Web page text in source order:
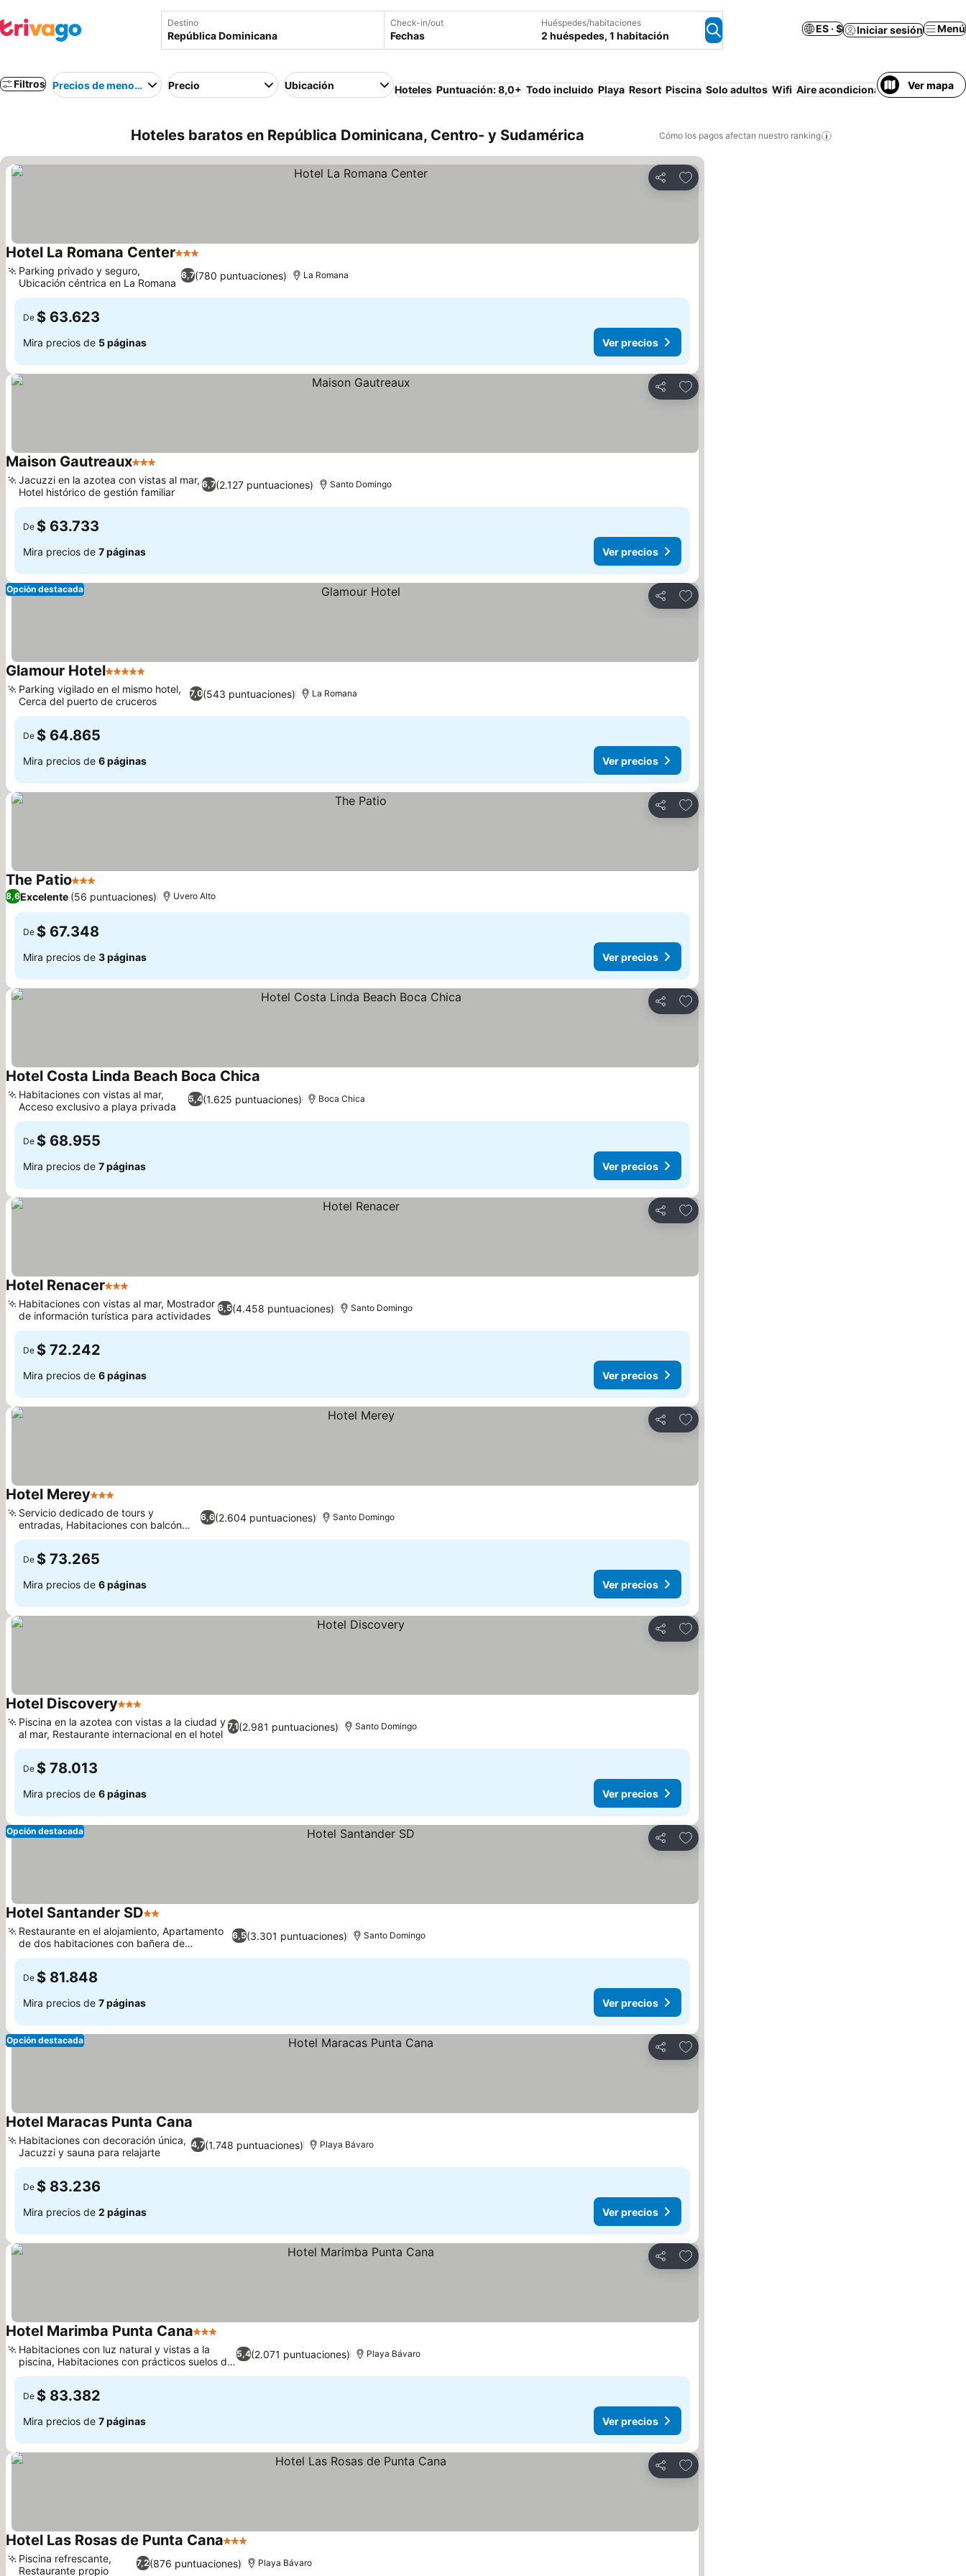
Destino Check-in/out
Fechas
Huéspedes/habitaciones
2 huéspedes, 1 habitación
ES · $ Iniciar sesión Menú
Filtros Precios de menor a mayorPrecio Ubicación Hoteles Puntuación: 8,0+ Todo incluido Playa Resort Piscina Solo adultos Wifi Aire acondicionado Desayuno
Ver mapa
Hoteles baratos en República Dominicana, Centro- y Sudamérica Cómo los pagos afectan nuestro ranking
Compartir
Agregar a favoritos
Hotel La Romana Center3 Estrellas
6,7(780 puntuaciones)
Parking privado y seguro,
Ubicación céntrica en La Romana
La Romana
De $ 63.623
Mira precios de 5 páginas Ver precios
Compartir
Agregar a favoritos
Maison Gautreaux3 Estrellas
6,7(2.127 puntuaciones)
Jacuzzi en la azotea con vistas al mar,
Hotel histórico de gestión familiar
Santo Domingo
De $ 63.733
Mira precios de 7 páginas Ver precios
Compartir
Agregar a favoritos
Opción destacada
Glamour Hotel5 Estrellas
7,0(543 puntuaciones)
Parking vigilado en el mismo hotel,
Cerca del puerto de cruceros
La Romana
De $ 64.865
Mira precios de 6 páginas Ver precios
Compartir
Agregar a favoritos
The Patio3 Estrellas
8,6Excelente (56 puntuaciones) Uvero Alto
De $ 67.348
Mira precios de 3 páginas Ver precios
Compartir
Agregar a favoritos
Hotel Costa Linda Beach Boca Chica
5,4(1.625 puntuaciones)
Habitaciones con vistas al mar,
Acceso exclusivo a playa privada
Boca Chica
De $ 68.955
Mira precios de 7 páginas Ver precios
Compartir
Agregar a favoritos
Hotel Renacer3 Estrellas
6,5(4.458 puntuaciones)
Habitaciones con vistas al mar, Mostrador
de información turística para actividades
Santo Domingo
De $ 72.242
Mira precios de 6 páginas Ver precios
Compartir
Agregar a favoritos
Hotel Merey3 Estrellas
6,6(2.604 puntuaciones)
Servicio dedicado de tours y
entradas, Habitaciones con balcón
privado
Santo Domingo
De $ 73.265
Mira precios de 6 páginas Ver precios
Compartir
Agregar a favoritos
Hotel Discovery3 Estrellas
7,1(2.981 puntuaciones)
Piscina en la azotea con vistas a la ciudad y
al mar, Restaurante internacional en el hotel
Santo Domingo
De $ 78.013
Mira precios de 6 páginas Ver precios
Compartir
Agregar a favoritos
Opción destacada
Hotel Santander SD2 Estrellas
6,5(3.301 puntuaciones)
Restaurante en el alojamiento, Apartamento
de dos habitaciones con bañera de
hidromasaje
Santo Domingo
De $ 81.848
Mira precios de 7 páginas Ver precios
Compartir
Agregar a favoritos
Opción destacada
Hotel Maracas Punta Cana
4,7(1.748 puntuaciones)
Habitaciones con decoración única,
Jacuzzi y sauna para relajarte
Playa Bávaro
De $ 83.236
Mira precios de 2 páginas Ver precios
Compartir
Agregar a favoritos
Hotel Marimba Punta Cana3 Estrellas
5,4(2.071 puntuaciones)
Habitaciones con luz natural y vistas a la
piscina, Habitaciones con prácticos suelos de
mármol
Playa Bávaro
De $ 83.382
Mira precios de 7 páginas Ver precios
Compartir
Agregar a favoritos
Hotel Las Rosas de Punta Cana3 Estrellas
7,2(876 puntuaciones)
Piscina refrescante,
Restaurante propio
Playa Bávaro